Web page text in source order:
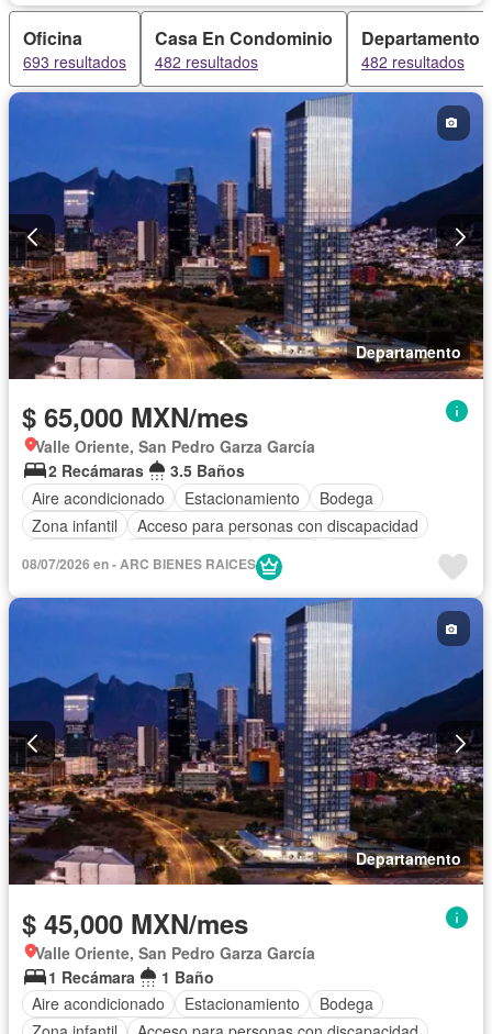
Oficina
693 resultados
Casa En Condominio
482 resultados
Departamento
482 resultados
Departamento
$ 65,000 MXN/mes
Valle Oriente, San Pedro Garza García
2 Recámaras
3.5 Baños
Aire acondicionado
Estacionamiento
Bodega
Zona infantil
Acceso para personas con discapacidad
Jardín
Sala polivalente
Agua
08/07/2026 en - ARC BIENES RAICES
Departamento
$ 45,000 MXN/mes
Valle Oriente, San Pedro Garza García
1 Recámara
1 Baño
Aire acondicionado
Estacionamiento
Bodega